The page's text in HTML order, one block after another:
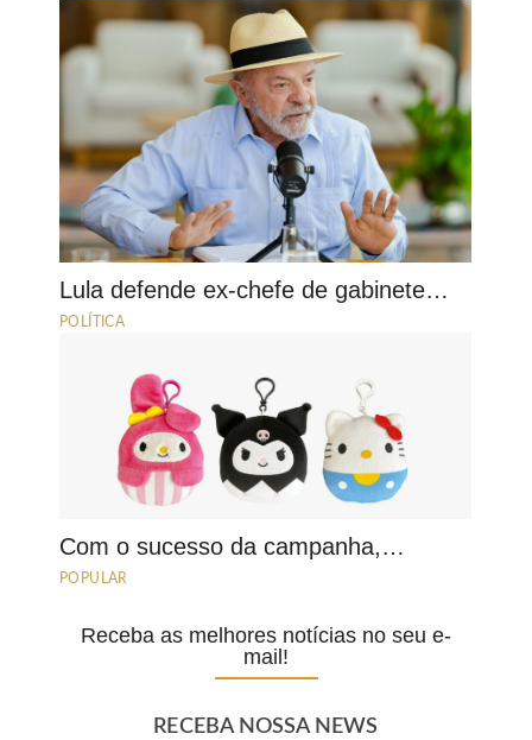
Lula defende ex-chefe de gabinete…
POLÍTICA
Com o sucesso da campanha,…
POPULAR
Receba as melhores notícias no seu e-
mail!
RECEBA NOSSA NEWS